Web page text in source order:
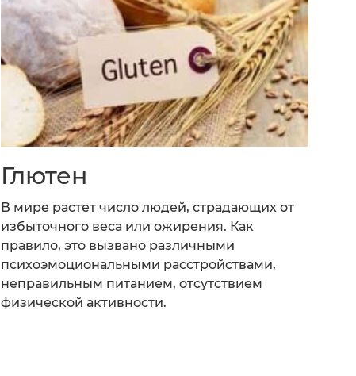
Глютен
В мире растет число людей, страдающих от
избыточного веса или ожирения. Как
правило, это вызвано различными
психоэмоциональными расстройствами,
неправильным питанием, отсутствием
физической активности.